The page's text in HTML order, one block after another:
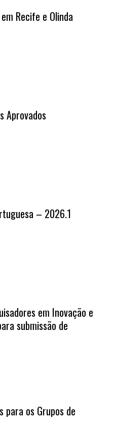
Recife e Olinda
Aprovados
– 2026.1
em Inovação e
submissão de
para os Grupos de